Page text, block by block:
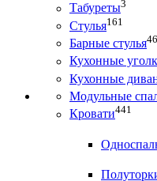
Табуреты3
Стулья161
Барные стулья46
Кухонные
Кухонные
Модульные
Кровати441